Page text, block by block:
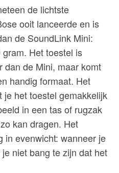
de lichtste
ooit lanceerde en is
de SoundLink Mini:
Het toestel is
dan de Mini, maar komt
handig formaat. Het
het toestel gemakkelijk
in een tas of rugzak
kan dragen. Het
in evenwicht: wanneer je
niet bang te zijn dat het